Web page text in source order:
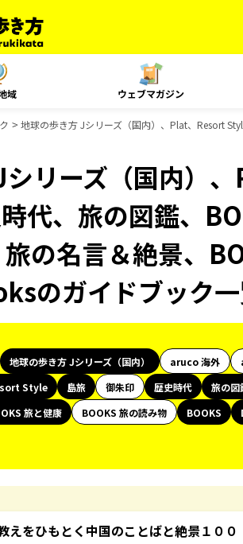
域 ウェブマガジン
地球の歩き方 Jシリーズ（国内）、Plat、Resort
シリーズ（国内）
代、旅の図鑑、
の名言＆絶景、
のガイドブック
地球の歩き方 Jシリーズ（国内） aruco 海外
Style 島旅 御朱印 歴史時代 旅の図
旅と健康 BOOKS 旅の読み物 BOOKS
えをひもとく中国のことばと絶景１００